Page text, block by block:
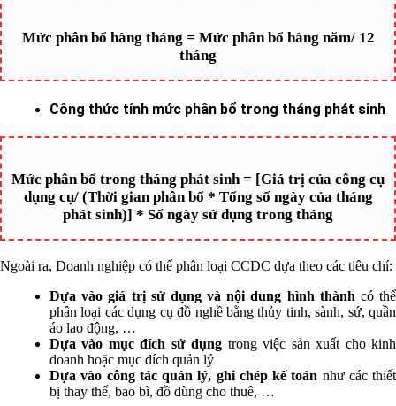
Mức phân bổ hàng tháng = Mức phân bổ hàng năm/ 12
tháng
Công thức tính mức phân bổ trong tháng phát sinh
Mức phân bổ trong tháng phát sinh = [Giá trị của công cụ
dụng cụ/ (Thời gian phân bổ * Tổng số ngày của tháng
phát sinh)] * Số ngày sử dụng trong tháng
Ngoài ra, Doanh nghiệp có thể phân loại CCDC dựa theo các tiêu chí:
Dựa vào giá trị sử dụng và nội dung hình thành có thể
phân loại các dụng cụ đồ nghề bằng thủy tinh, sành, sứ, quần
áo lao động, …
Dựa vào mục đích sử dụng trong việc sản xuất cho kinh
doanh hoặc mục đích quản lý
Dựa vào công tác quản lý, ghi chép kế toán như các thiết
bị thay thế, bao bì, đồ dùng cho thuê, …